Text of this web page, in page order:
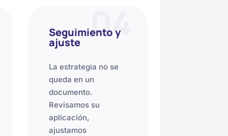
04
Seguimiento y
ajuste
La estrategia no se
queda en un
documento.
Revisamos su
aplicación,
ajustamos